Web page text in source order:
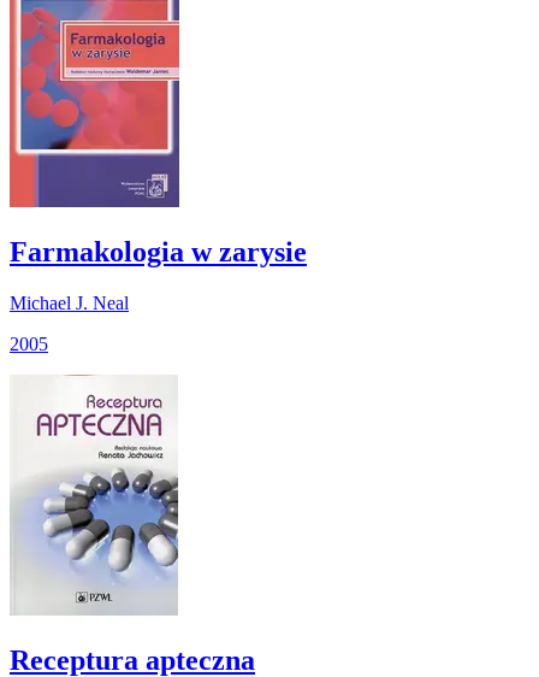
Farmakologia w zarysie
Michael J. Neal
2005
Receptura apteczna